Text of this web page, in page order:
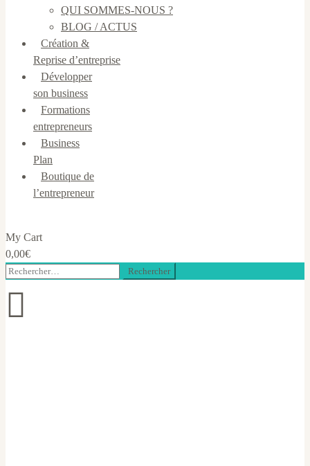
QUI SOMMES-NOUS ?
BLOG / ACTUS
Création &
Reprise d’entreprise
Développer
son business
Formations
entrepreneurs
Business
Plan
Boutique de
l’entrepreneur
My Cart
0,00€
Rechercher :